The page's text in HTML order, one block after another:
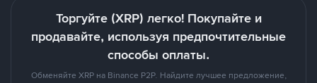
Торгуйте (XRP) легко! Покупайте и
продавайте, используя предпочтительные
способы оплаты.
Обменяйте XRP на Binance P2P. Найдите лучшее предложение,